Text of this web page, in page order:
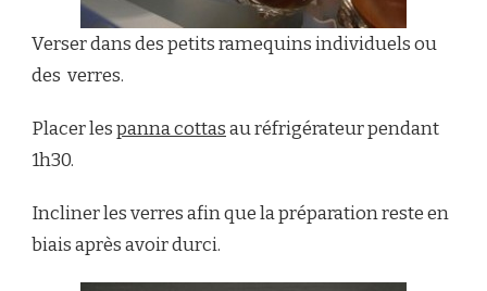
Verser dans des petits ramequins individuels ou
des verres.
Placer lespanna cottasau réfrigérateur pendant
1h30.
Incliner les verres afin que la préparation reste en
biais après avoir durci.